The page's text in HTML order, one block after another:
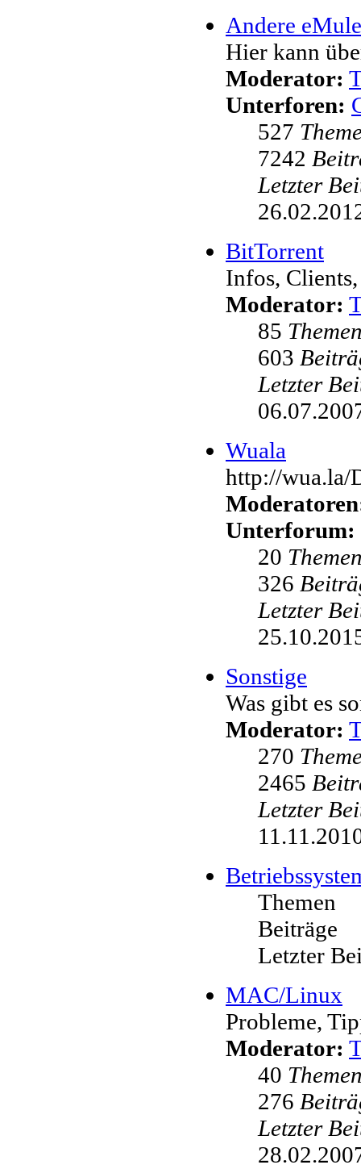
Andere
Hier kann
Moderator:
Unterforen:
527
7242
Letzter
BitTorrent
Infos,
Moderator:
85
603
Letzter
Wuala
http://wua.la/
Unterforum:
20
326
Letzter
Sonstige
Was gibt es
Moderator:
270
2465
Letzter
Themen
Beiträge
Letzter
MAC/Linux
Probleme,
Moderator:
40
276
Letzter